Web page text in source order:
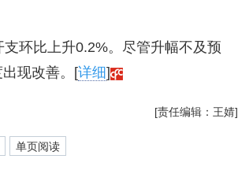
环比上升0.2%。尽管升幅不及预
现改善。[详细]
[责任编辑：王婧]
单页阅读